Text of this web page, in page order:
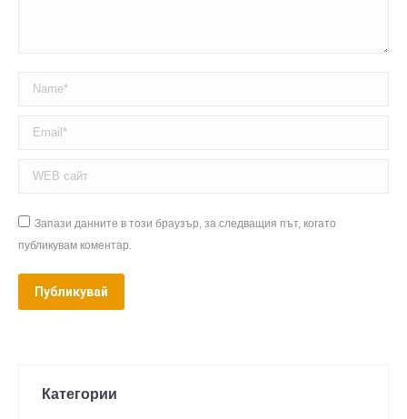
Name *
Email *
WEB сайт
Запази данните в този браузър, за следващия път, когато
публикувам коментар.
Публикувай
Категории